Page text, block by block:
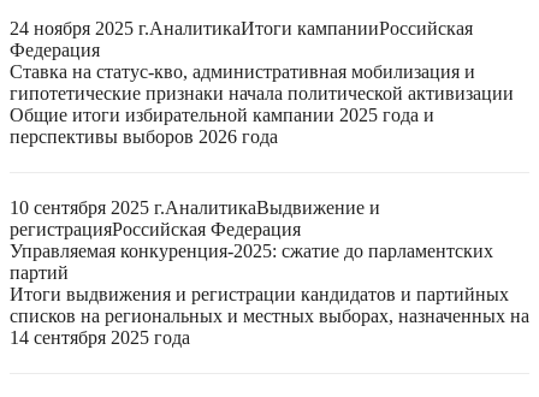
24 ноября 2025 г.АналитикаИтоги кампанииРоссийская
Федерация
Ставка на статус-кво, административная мобилизация и
гипотетические признаки начала политической активизации
Общие итоги избирательной кампании 2025 года и
перспективы выборов 2026 года
10 сентября 2025 г.АналитикаВыдвижение и
регистрацияРоссийская Федерация
Управляемая конкуренция-2025: сжатие до парламентских
партий
Итоги выдвижения и регистрации кандидатов и партийных
списков на региональных и местных выборах, назначенных на
14 сентября 2025 года